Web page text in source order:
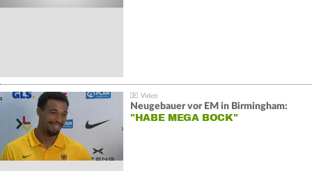
Neugebauer vor EM in Birmingham:
"HABE MEGA BOCK"